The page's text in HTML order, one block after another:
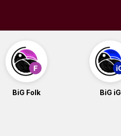
BiG Folk BiG iG